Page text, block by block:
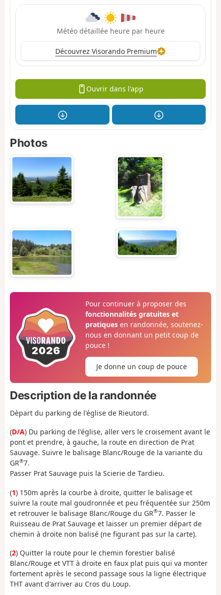
Météo détaillée heure par heure
Découvrez Visorando Premium
Ouvrir dans l'app
Photos
Pour continuer à proposer des
fonctionnalités gratuites et
pratiquesen randonnée, soutenez-
nous en donnant un petit coup de
pouce !
Je donne un coup de pouce
Description de la randonnée
Dèpart du parking de l'église de Rieutord.
(D/A) Du parking de l'église, aller vers le croisement avant le
pont et prendre, à gauche, la route en direction de Prat
Sauvage. Suivre le balisage Blanc/Rouge de la variante du
GR®7.
Passer Prat Sauvage puis la Scierie de Tardieu.
(1) 150m après la courbe à droite, quitter le balisage et
suivre la route mal goudronnée et peu fréquentée sur 250m
et retrouver le balisage Blanc/Rouge du GR®7. Passer le
Ruisseau de Prat Sauvage et laisser un premier départ de
chemin à droite non balisé (ne figurant pas sur la carte).
(2) Quitter la route pour le chemin forestier balisé
Blanc/Rouge et VTT à droite en faux plat puis qui va monter
fortement après le second passage sous la ligne électrique
THT avant d'arriver au Cros du Loup.